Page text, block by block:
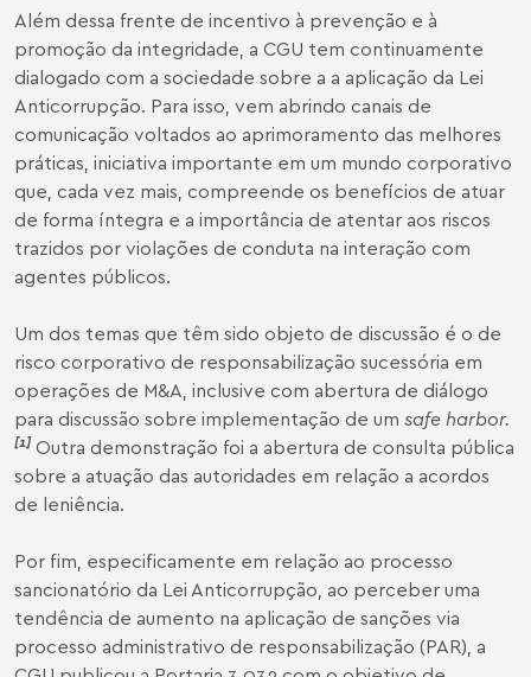
Além dessa frente de incentivo à prevenção e à
promoção da integridade, a CGU tem continuamente
dialogado com a sociedade sobre a a aplicação da Lei
Anticorrupção. Para isso, vem abrindo canais de
comunicação voltados ao aprimoramento das melhores
práticas, iniciativa importante em um mundo corporativo
que, cada vez mais, compreende os benefícios de atuar
de forma íntegra e a importância de atentar aos riscos
trazidos por violações de conduta na interação com
agentes públicos.
Um dos temas que têm sido objeto de discussão é o de
risco corporativo de responsabilização sucessória em
operações de M&A, inclusive com abertura de diálogo
para discussão sobre implementação de um safe harbor.
[1] Outra demonstração foi a abertura de consulta pública
sobre a atuação das autoridades em relação a acordos
de leniência.
Por fim, especificamente em relação ao processo
sancionatório da Lei Anticorrupção, ao perceber uma
tendência de aumento na aplicação de sanções via
processo administrativo de responsabilização (PAR), a